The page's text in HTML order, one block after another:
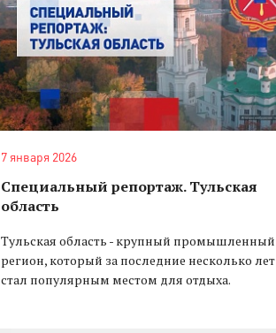
7 января 2026
Специальный репортаж. Тульская
область
Тульская область - крупный промышленный
регион, который за последние несколько лет
стал популярным местом для отдыха.